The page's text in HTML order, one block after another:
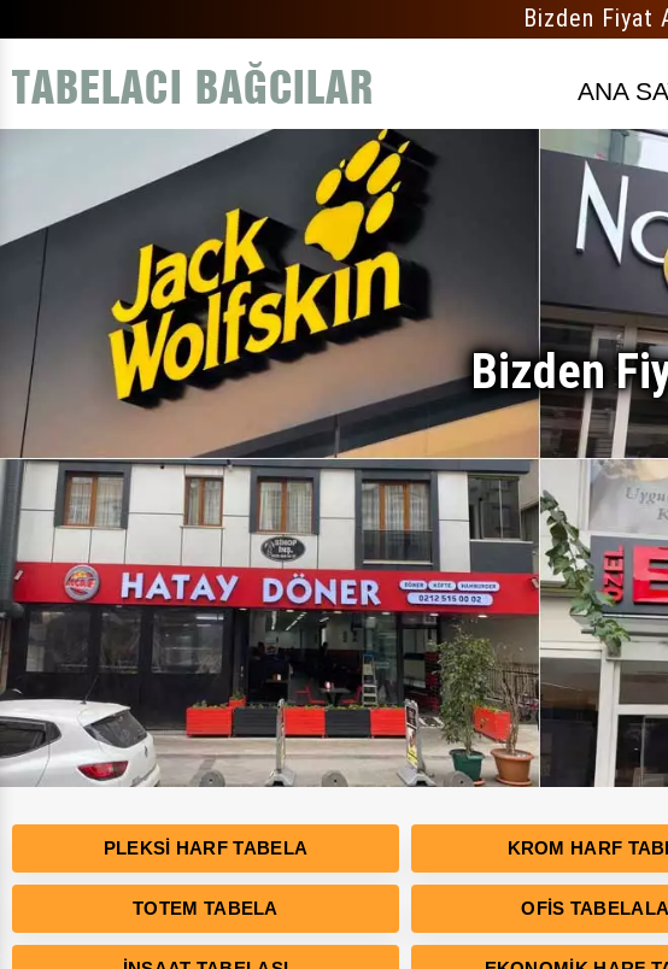
Bizden Fiyat
ANA
Bizden
PLEKSI HARF TABELA KROM HARF
TOTEM TABELA OFIS